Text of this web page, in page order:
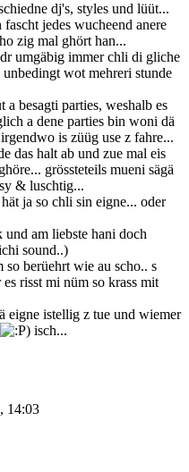
dj's, styles und lüüt...
jedes wucheend anere
zig mal ghört han...
umgäbig immer chli di gliche
wot mehreri stunde
besagti parties, weshalb es
a dene parties bin woni dä
is züüg use z fahre...
das halt ab und zue mal eis
grössteteils mueni sägä
& luschtig...
ja so chli sin eigne... oder
am liebste hani doch
sound..)
so berüehrt wie au scho.. s
risst mi nüm so krass mit
eigne istellig z tue und wiemer
) isch...
14:03